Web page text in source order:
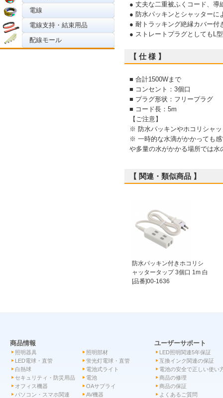
電線
電線支持・結束用品
配線モール
● 丈夫な二重被ふくコード、導
● 防水パッキンとシャッターに
● 耐トラッキング絶縁カバー付
● ストレートプラグとしてもL
【 仕 様 】
■ 合計1500Wまで
■ コンセント：3個口
■ プラグ形状：フリープラグ
■ コード長：5m
【ご注意】
※ 防水パッキンやホコリシャ
※ 一時的な水滴がかかっても
や多量の水がかかる場所では水
【 関連・類似商品 】
防水パッキン付きホコリシ
ャッタータップ 3個口 1m 白
[品番]00-1636
商品情報
照明器具
照明部材
LED電球・直管
蛍光灯電球・直管
白熱球
電池式ライト
セキュリティ・防災用品
電池
オフィス機器
OAサプライ
パソコン・スマホ関連
AV機器
ユーザーサポート
LED照明関連5年保証
互換インク関連の保証
電池の安全で正しい使い
商品の修理
商品の保証
よくあるご質問